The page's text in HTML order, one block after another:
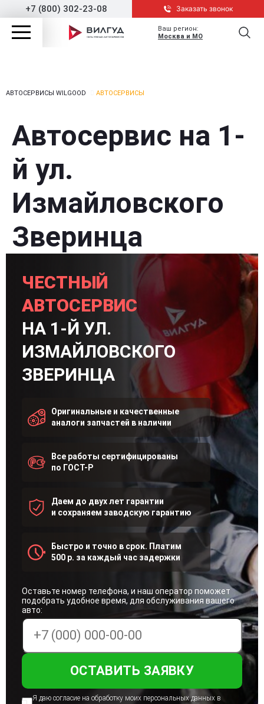
+7 (800) 302-23-08 Заказать звонок
Ваш регион:
Москва и МО
АВТОСЕРВИСЫ WILGOOD АВТОСЕРВИСЫ
Автосервис на 1-
й ул.
Измайловского
Зверинца
ЧЕСТНЫЙ
АВТОСЕРВИС
НА 1-Й УЛ.
ИЗМАЙЛОВСКОГО
ЗВЕРИНЦА
Оригинальные и качественные
аналоги запчастей в наличии
Даем до двух лет гарантии
и сохраняем заводскую гарантию
Все работы сертифицированы
по ГОСТ-Р
Быстро и точно в срок. Платим
500 р. за каждый час задержки
Оставьте номер телефона, и наш оператор поможет
подобрать удобное время, для обслуживания вашего
авто:
Я даю согласие на обработку моих персональныхданных в